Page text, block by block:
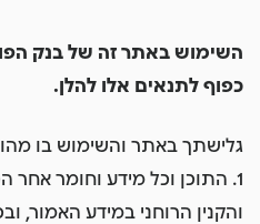
השימוש באתר זה של בנק
כפוף לתנאים אלו להלן.
גלישתך באתר והשימוש בו
1. התוכן וכל מידע וחומר אחר
והקנין הרוחני במידע האמור,